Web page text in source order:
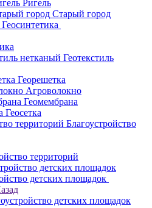
Ригель
Старый город
Геосинтетика
Геотекстиль
Георешетка
Агроволокно
Геомембрана
Геосетка
Благоустройство
территорий
детских площадок
детских площадок